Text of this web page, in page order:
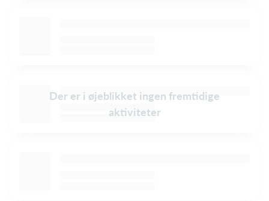
Der er i øjeblikket ingen fremtidige
aktiviteter